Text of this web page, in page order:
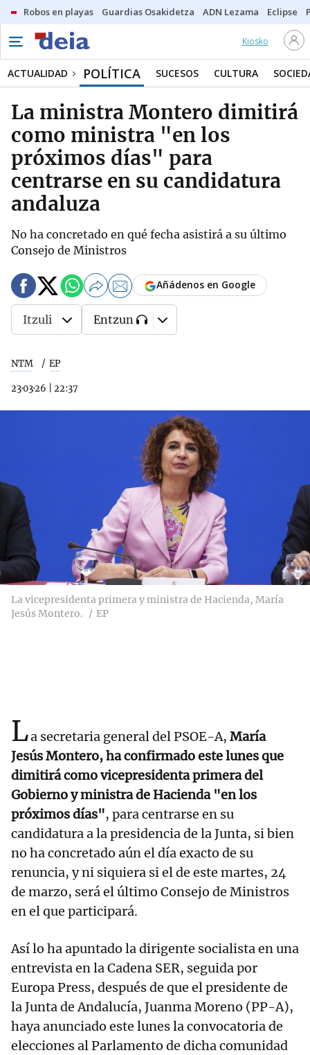
Robos en playas Guardias Osakidetza ADN Lezama Eclipse
Kiosko
ACTUALIDAD POLÍTICA SUCESOS CULTURA
La ministra Montero dimitirá
como ministra "en los
próximos días" para
centrarse en su candidatura
andaluza
No ha concretado en qué fecha asistirá a su último
Consejo de Ministros
NTM EP
23·03·26 22:37
Añádenos en Google
Itzuli Entzun
La vicepresidenta primera y ministra de Hacienda, María
Jesús Montero.
EP
La secretaria general del PSOE-A, María
Jesús Montero, ha confirmado este lunes que
dimitirá como vicepresidenta primera del
Gobierno y ministra de Hacienda "en los
próximos días", para centrarse en su
candidatura a la presidencia de la Junta, si bien
no ha concretado aún el día exacto de su
renuncia, y ni siquiera si el de este martes, 24
de marzo, será el último Consejo de Ministros
en el que participará.
Así lo ha apuntado la dirigente socialista en una
entrevista en la Cadena SER, seguida por
Europa Press, después de que el presidente de
la Junta de Andalucía, Juanma Moreno (PP-A),
haya anunciado este lunes la convocatoria de
elecciones al Parlamento de dicha comunidad